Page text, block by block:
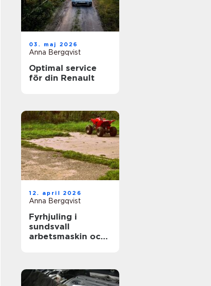
03. maj 2026
Anna Bergqvist
Optimal service
för din Renault
12. april 2026
Anna Bergqvist
Fyrhjuling i
sundsvall
arbetsmaskin och